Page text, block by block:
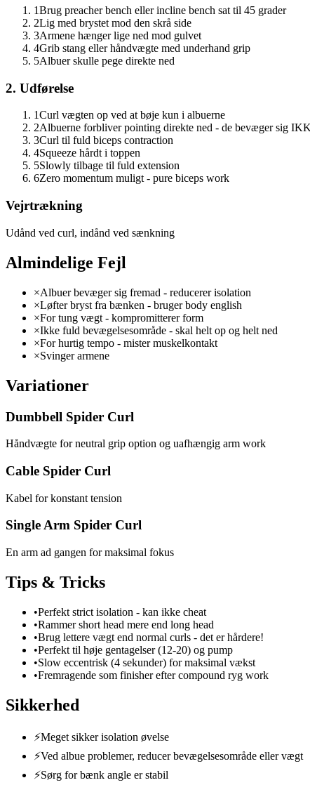
1Brug preacher bench eller incline bench sat til 45 grader
2Lig med brystet mod den skrå side
3Armene hænger lige ned mod gulvet
4Grib stang eller håndvægte med underhand grip
5Albuer skulle pege direkte ned
2. Udførelse
1Curl vægten op ved at bøje kun i albuerne
2Albuerne forbliver pointing direkte ned - de bevæger sig
3Curl til fuld biceps contraction
4Squeeze hårdt i toppen
5Slowly tilbage til fuld extension
6Zero momentum muligt - pure biceps work
Vejrtrækning
Udånd ved curl, indånd ved sænkning
Almindelige Fejl
×Albuer bevæger sig fremad - reducerer isolation
×Løfter bryst fra bænken - bruger body english
×For tung vægt - kompromitterer form
×Ikke fuld bevægelsesområde - skal helt op og helt ned
×For hurtig tempo - mister muskelkontakt
×Svinger armene
Variationer
Dumbbell Spider Curl
Håndvægte for neutral grip option og uafhængig arm work
Cable Spider Curl
Kabel for konstant tension
Single Arm Spider Curl
En arm ad gangen for maksimal fokus
Tips & Tricks
•Perfekt strict isolation - kan ikke cheat
•Rammer short head mere end long head
•Brug lettere vægt end normal curls - det er hårdere!
•Perfekt til høje gentagelser (12-20) og pump
•Slow eccentrisk (4 sekunder) for maksimal vækst
•Fremragende som finisher efter compound ryg work
Sikkerhed
⚡Meget sikker isolation øvelse
⚡Ved albue problemer, reducer bevægelsesområde eller vægt
⚡Sørg for bænk angle er stabil